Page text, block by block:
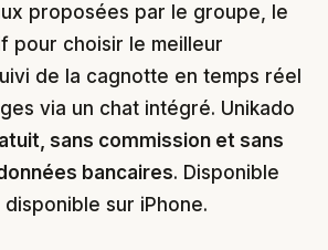
proposées par le groupe, le
pour choisir le meilleur
de la cagnotte en temps réel
via un chat intégré. Unikado
sans commission et sans
bancaires. Disponible
sur iPhone.